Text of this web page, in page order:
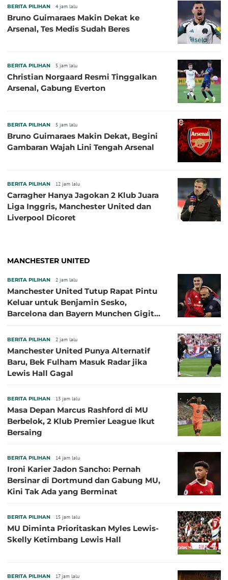
BERITA PILIHAN 4 jam lalu
Bruno Guimaraes Makin Dekat ke
Arsenal, Tes Medis Sudah Beres
BERITA PILIHAN 5 jam lalu
Christian Norgaard Resmi Tinggalkan
Arsenal, Gabung Everton
BERITA PILIHAN 5 jam lalu
Bruno Guimaraes Makin Dekat, Begini
Gambaran Wajah Lini Tengah Arsenal
BERITA PILIHAN 12 jam lalu
Carragher Hanya Jagokan 2 Klub Juara
Liga Inggris, Manchester United dan
Liverpool Dicoret
MANCHESTER UNITED
BERITA PILIHAN 2 jam lalu
Manchester United Tutup Rapat Pintu
Keluar untuk Benjamin Sesko,
Barcelona dan Bayern Munchen Gigit
BERITA PILIHAN 2 jam lalu
Manchester United Punya Alternatif
Baru, Bek Fulham Masuk Radar jika
Lewis Hall Gagal
BERITA PILIHAN 13 jam lalu
Masa Depan Marcus Rashford di MU
Berbelok, 2 Klub Premier League Ikut
Bersaing
BERITA PILIHAN 14 jam lalu
Ironi Karier Jadon Sancho: Pernah
Bersinar di Dortmund dan Gabung MU,
Kini Tak Ada yang Berminat
BERITA PILIHAN 15 jam lalu
MU Diminta Prioritaskan Myles Lewis-
Skelly Ketimbang Lewis Hall
BERITA PILIHAN 17 jam lalu